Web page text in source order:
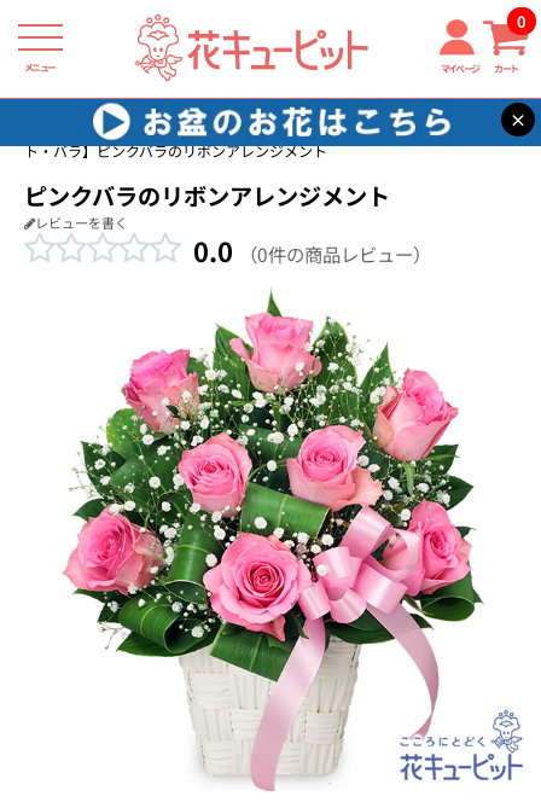
メニュー マイページ カート
0
×
花キューピット 誕生日フラワーギフト・バラ
【誕生日フラワーギフ
ト・バラ】ピンクバラのリボンアレンジメント
ピンクバラのリボンアレンジメント
レビューを書く
0.0 （0件の商品レビュー）